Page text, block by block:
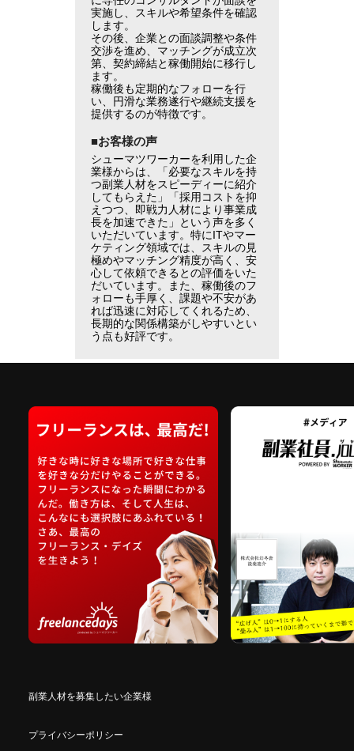
実施し、スキルや希望条件を確認
します。
その後、企業との面談調整や条件
交渉を進め、マッチングが成立次
第、契約締結と稼働開始に移行し
ます。
稼働後も定期的なフォローを行
い、円滑な業務遂行や継続支援を
提供するのが特徴です。
■お客様の声
シューマツワーカーを利用した企
業様からは、「必要なスキルを持
つ副業人材をスピーディーに紹介
してもらえた」「採用コストを抑
えつつ、即戦力人材により事業成
長を加速できた」という声を多く
いただいています。特にITやマー
ケティング領域では、スキルの見
極めやマッチング精度が高く、安
心して依頼できるとの評価をいた
だいています。また、稼働後のフ
ォローも手厚く、課題や不安があ
れば迅速に対応してくれるため、
長期的な関係構築がしやすいとい
う点も好評です。
副業人材を募集したい企業様
プライバシーポリシー